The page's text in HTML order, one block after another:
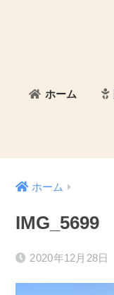
ホーム
ホーム
IMG_5699
2020年12月28日